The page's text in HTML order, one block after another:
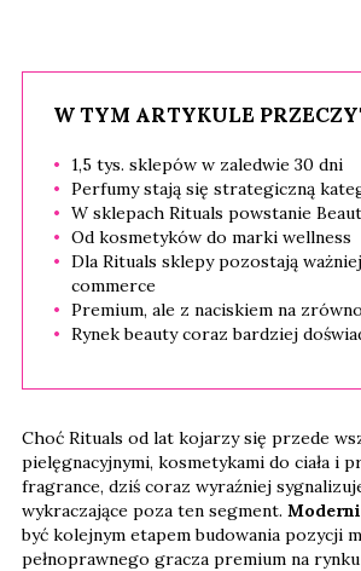
W TYM ARTYKULE
1,5 tys. sklepów w zaledwie 30 dni
Perfumy stają się strategiczną
W sklepach Rituals powstanie
Od kosmetyków do marki wellness
Dla Rituals sklepy pozostają
commerce
Premium, ale z naciskiem na
Rynek beauty coraz bardziej
Choć Rituals od lat kojarzy się przede
pielęgnacyjnymi, kosmetykami do ciała i
fragrance, dziś coraz wyraźniej
wykraczające poza ten segment.
być kolejnym etapem budowania pozycji
pełnoprawnego gracza premium na rynku